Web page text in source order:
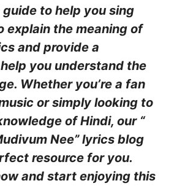
to help you sing
explain the meaning of
and provide a
you understand the
Whether you’re a fan
or simply looking to
of Hindi, our “
Nee” lyrics blog
resource for you.
and start enjoying this